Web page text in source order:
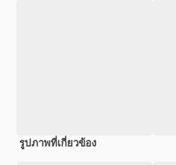
รูปภาพที่เกี่ยวข้อง